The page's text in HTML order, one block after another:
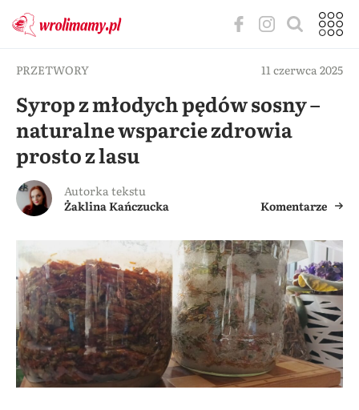
PRZETWORY 11 czerwca 2025
Syrop z młodych pędów sosny –
naturalne wsparcie zdrowia
prosto z lasu
Autorka tekstu
Żaklina Kańczucka
Komentarze